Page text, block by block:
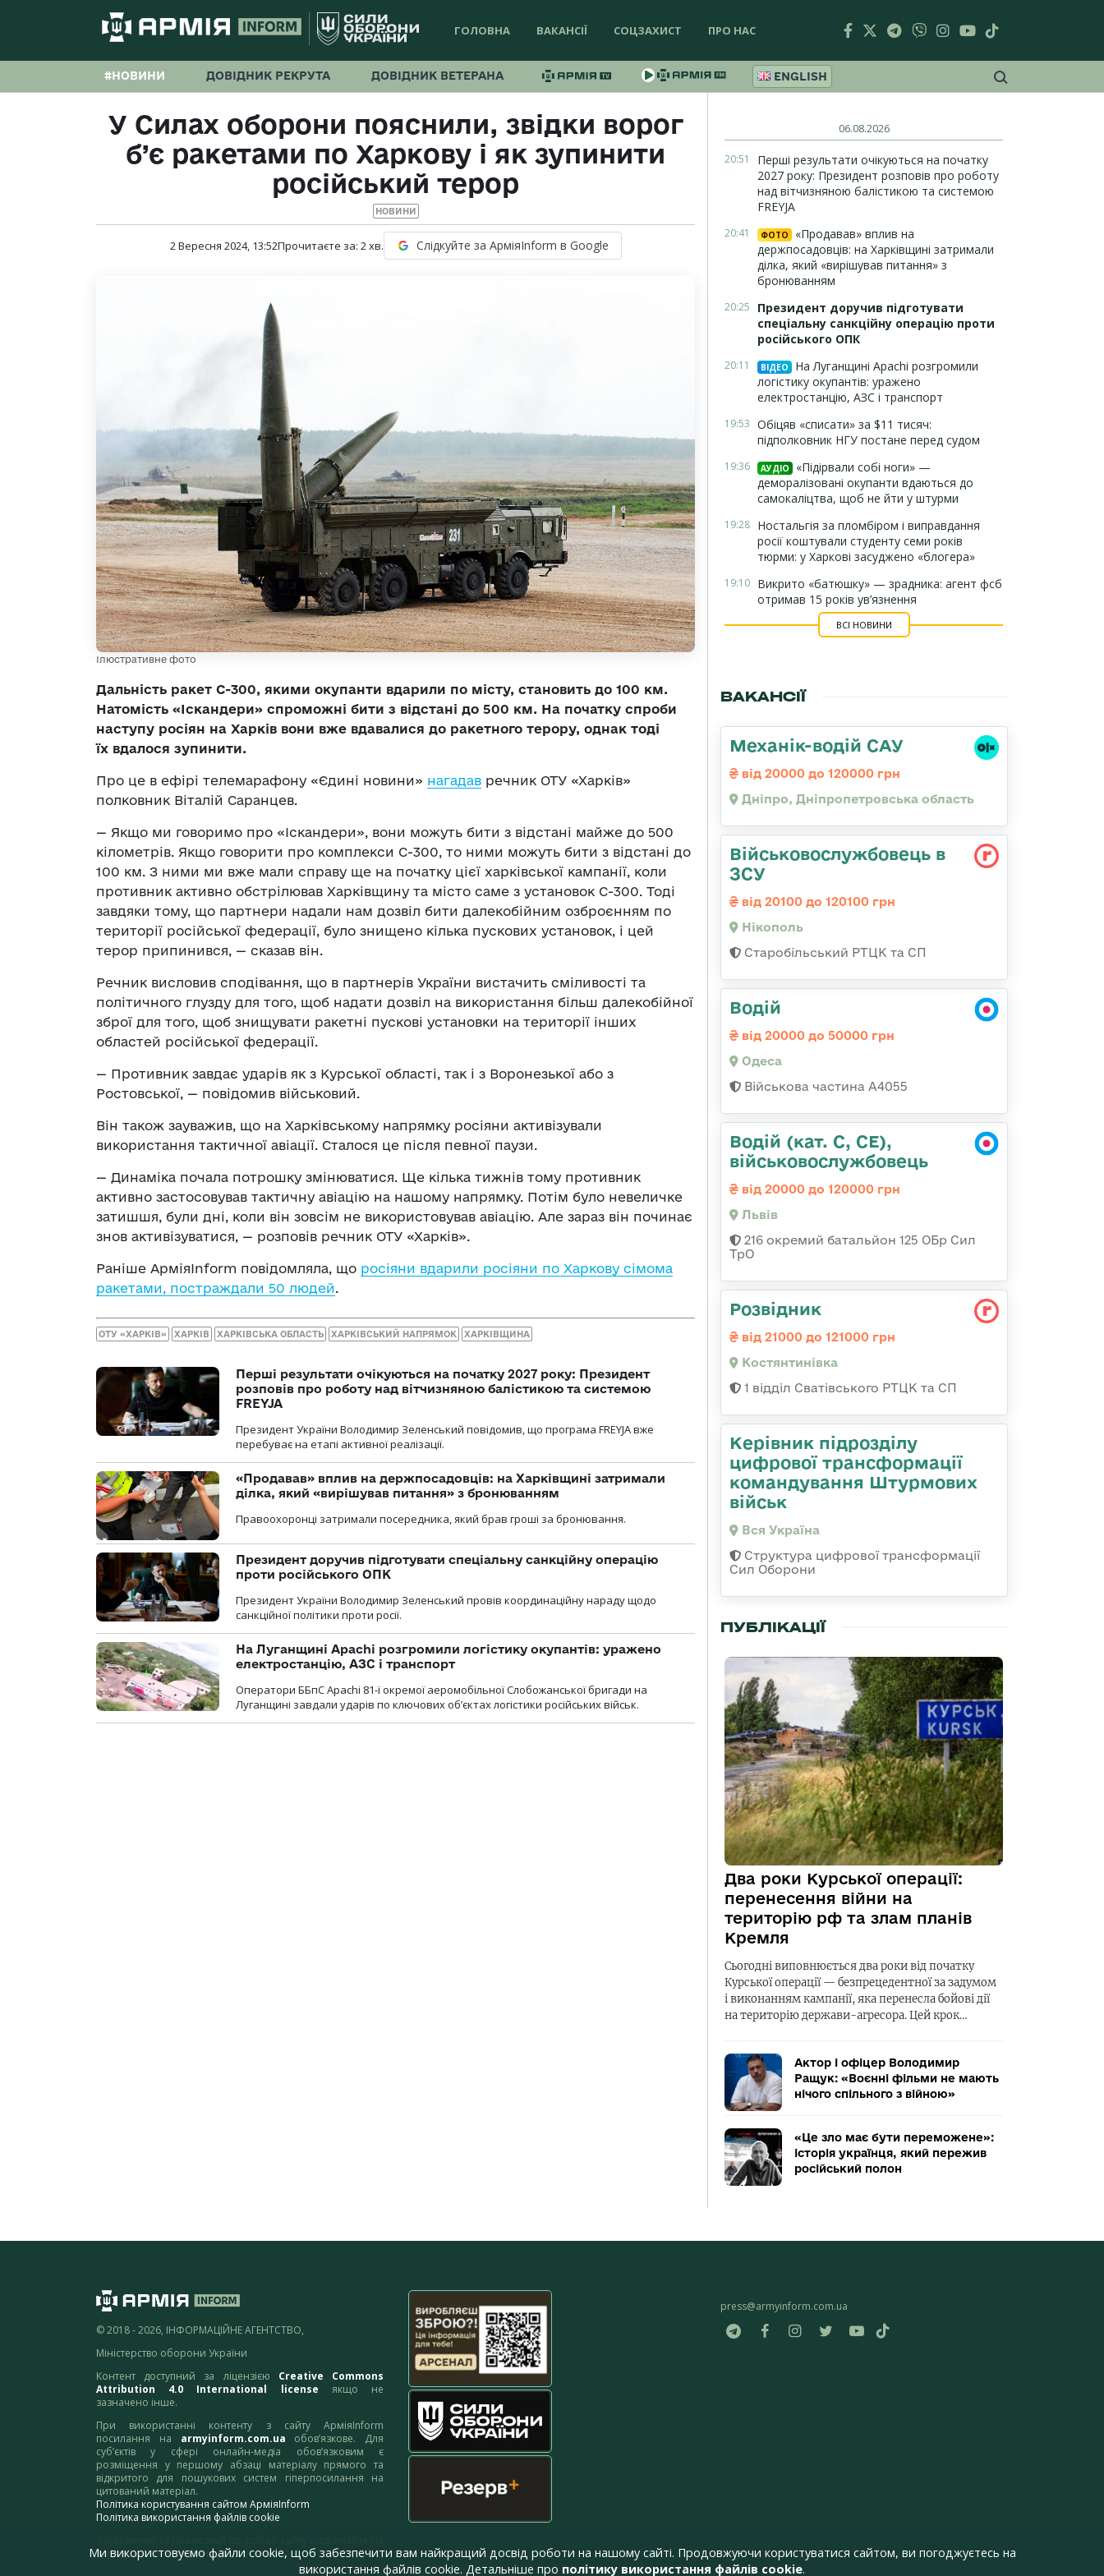
ГОЛОВНА ВАКАНСІЇ СОЦЗАХИСТ ПРО НАС
#НОВИНИ ДОВІДНИК РЕКРУТА ДОВІДНИК ВЕТЕРАНА ENGLISH
У Силах оборони пояснили, звідки ворог
б’є ракетами по Харкову і як зупинити
російський терор
НОВИНИ
2 Вересня 2024, 13:52Прочитаєте за: 2хв. Слідкуйте за АрміяInform в Google
Ілюстративне фото
Дальність ракет С-300, якими окупанти вдарили по місту, становить до 100 км.
Натомість «Іскандери» спроможні бити з відстані до 500 км. На початку спроби
наступу росіян на Харків вони вже вдавалися до ракетного терору, однак тоді
їх вдалося зупинити.
Про це в ефірі телемарафону «Єдині новини» нагадав речник ОТУ «Харків»
полковник Віталій Саранцев.
— Якщо ми говоримо про «Іскандери», вони можуть бити з відстані майже до 500
кілометрів. Якщо говорити про комплекси С-300, то ними можуть бити з відстані до
100 км. З ними ми вже мали справу ще на початку цієї харківської кампанії, коли
противник активно обстрілював Харківщину та місто саме з установок С-300. Тоді
завдяки тому, що партнери надали нам дозвіл бити далекобійним озброєнням по
території російської федерації, було знищено кілька пускових установок, і цей
терор припинився, — сказав він.
Речник висловив сподівання, що в партнерів України вистачить сміливості та
політичного глузду для того, щоб надати дозвіл на використання більш далекобійної
зброї для того, щоб знищувати ракетні пускові установки на території інших
областей російської федерації.
— Противник завдає ударів як з Курської області, так і з Воронезької або з
Ростовської, — повідомив військовий.
Він також зауважив, що на Харківському напрямку росіяни активізували
використання тактичної авіації. Сталося це після певної паузи.
— Динаміка почала потрошку змінюватися. Ще кілька тижнів тому противник
активно застосовував тактичну авіацію на нашому напрямку. Потім було невеличке
затишшя, були дні, коли він зовсім не використовував авіацію. Але зараз він починає
знов активізуватися, — розповів речник ОТУ «Харків».
Раніше АрміяInform повідомляла, що росіяни вдарили росіяни по Харкову сімома
ракетами, постраждали 50 людей.
ОТУ «ХАРКІВ» ХАРКІВ ХАРКІВСЬКА ОБЛАСТЬ ХАРКІВСЬКИЙ НАПРЯМОК ХАРКІВЩИНА
Перші результати очікуються на початку 2027 року: Президент
розповів про роботу над вітчизняною балістикою та системою
FREYJA
Президент України Володимир Зеленський повідомив, що програма FREYJA вже
перебуває на етапі активної реалізації.
«Продавав» вплив на держпосадовців: на Харківщині затримали
ділка, який «вирішував питання» з бронюванням
Правоохоронці затримали посередника, який брав гроші за бронювання.
Президент доручив підготувати спеціальну санкційну операцію
проти російського ОПК
Президент України Володимир Зеленський провів координаційну нараду щодо
санкційної політики проти росії.
На Луганщині Apachi розгромили логістику окупантів: уражено
електростанцію, АЗС і транспорт
Оператори ББпС Apachi 81-ї окремої аеромобільної Слобожанської бригади на
Луганщині завдали ударів по ключових об’єктах логістики російських військ.
06.08.2026
20:51
Перші результати очікуються на початку
2027 року: Президент розповів про роботу
над вітчизняною балістикою та системою
FREYJA
20:41 ФОТО
«Продавав» вплив на
держпосадовців: на Харківщині затримали
ділка, який «вирішував питання» з
бронюванням
20:25
Президент доручив підготувати
спеціальну санкційну операцію проти
російського ОПК
20:11 ВІДЕО
На Луганщині Apachi розгромили
логістику окупантів: уражено
електростанцію, АЗС і транспорт
19:53 Обіцяв «списати» за $11 тисяч:
підполковник НГУ постане перед судом
19:36 АУДІО
«Підірвали собі ноги» —
деморалізовані окупанти вдаються до
самокаліцтва, щоб не йти у штурми
19:28 Ностальгія за пломбіром і виправдання
росії коштували студенту семи років
тюрми: у Харкові засуджено «блогера»
19:10 Викрито «батюшку» — зрадника: агент фсб
отримав 15 років ув’язнення
ВСІ НОВИНИ
ВАКАНСІЇ
Механік-водій САУ
від 20000 до 120000 грн
Дніпро, Дніпропетровська область
Військовослужбовець в
ЗСУ
від 20100 до 120100 грн
Нікополь
Старобільський РТЦК та СП
Водій
від 20000 до 50000 грн
Одеса
Військова частина А4055
Водій (кат. С, СЕ),
військовослужбовець
від 20000 до 120000 грн
Львів
216 окремий батальйон 125 ОБр Сил
ТрО
Розвідник
від 21000 до 121000 грн
Костянтинівка
1 відділ Сватівського РТЦК та СП
Керівник підрозділу
цифрової трансформації
командування Штурмових
військ
Вся Україна
Структура цифрової трансформації
Сил Оборони
ПУБЛІКАЦІЇ
Два роки Курської операції:
перенесення війни на
територію рф та злам планів
Кремля
Сьогодні виповнюється два роки від початку
Курської операції — безпрецедентної за задумом
і виконанням кампанії, яка перенесла бойові дії
на територію держави-агресора. Цей крок…
Актор і офіцер Володимир
Ращук: «Воєнні фільми не мають
нічого спільного з війною»
«Це зло має бути переможене»:
історія українця, який пережив
російський полон
© 2018 - 2026, ІНФОРМАЦІЙНЕ АГЕНТСТВО,
Міністерство оборони України
Контент доступний за ліцензією Creative Commons
Attribution 4.0 International license якщо не
зазначено інше.
При використанні контенту з сайту АрміяInform
посилання на armyinform.com.ua обов’язкове. Для
суб’єктів у сфері онлайн-медіа обов’язковим є
розміщення у першому абзаці матеріалу прямого та
відкритого для пошукових систем гіперпосилання на
цитований матеріал.
Політика користування сайтом АрміяInform
Політика використання файлів cookie
адресу:webmaster@armyinform.com.ua
press@armyinform.com.ua
Ми використовуємо файли cookie, щоб забезпечити вам найкращий досвід роботи на нашому сайті. Продовжуючи користуватися сайтом, ви погоджуєтесь на
використання файлів cookie. Детальніше про політику використання файлів cookie.